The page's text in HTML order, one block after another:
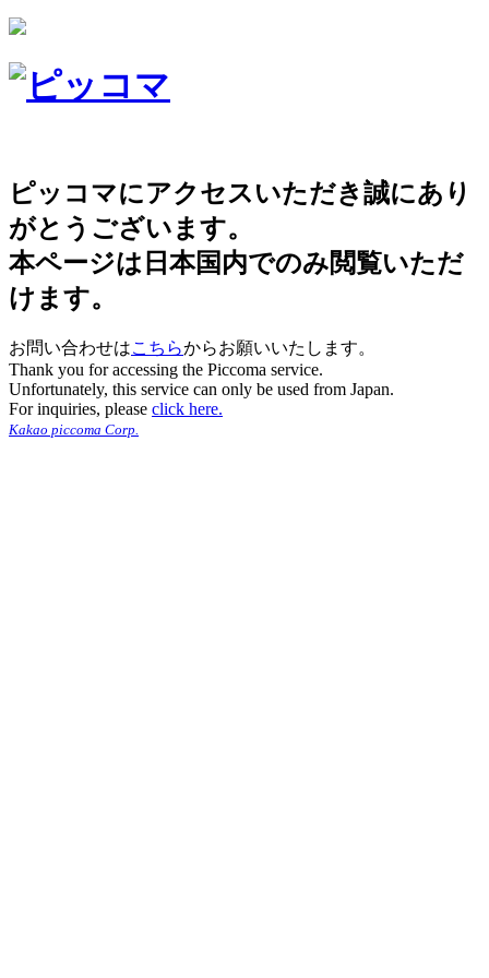
ピッコマにアクセスいただき誠にあり
がとうございます。
本ページは日本国内でのみ閲覧いただ
けます。
お問い合わせはこちらからお願いいたします。
Thank you for accessing the Piccoma service.
Unfortunately, this service can only be used from Japan.
For inquiries, please click here.
Kakao piccoma Corp.